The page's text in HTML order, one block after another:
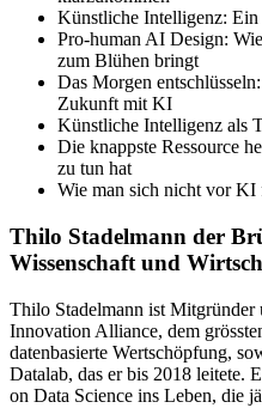
Künstliche Intelligenz:
Pro-human AI Design:
zum Blühen bringt
Das Morgen
Zukunft mit KI
Künstliche Intelligenz als
Die knappste Ressource
zu tun hat
Wie man sich nicht vor KI
Thilo Stadelmann der
Wissenschaft und
Thilo Stadelmann ist Mitgründer
Innovation Alliance, dem
datenbasierte Wertschöpfung,
Datalab, das er bis 2018 leitete.
on Data Science ins Leben, die